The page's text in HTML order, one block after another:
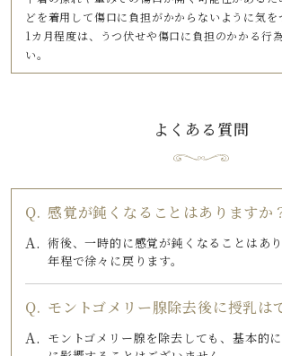
どを着用して傷口に負担がかからないように気を
1カ月程度は、うつ伏せや傷口に負担のかかる行
い。
よくある質問
感覚が鈍くなることはありますか
術後、一時的に感覚が鈍くなることはあ
年程で徐々に戻ります。
モントゴメリー腺除去後に授乳は
モントゴメリー腺を除去しても、基本的